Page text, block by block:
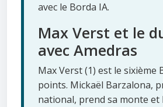
avec le Borda IA.
Max Verst et le
avec Amedras
Max Verst (1) est le sixième
points. Mickaël Barzalona,
national, prend sa monte